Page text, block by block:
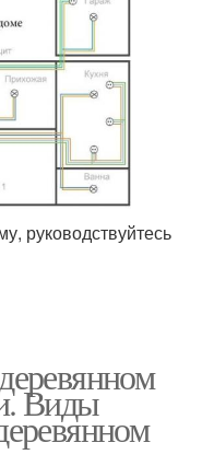
руководствуйтесь
Виды